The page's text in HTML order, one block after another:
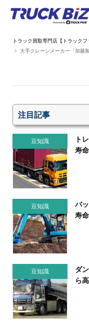
大手クレーンメーカー「加藤
注目記事
豆知識
ト
寿
豆知識
バ
寿
豆知識
ダ
ら